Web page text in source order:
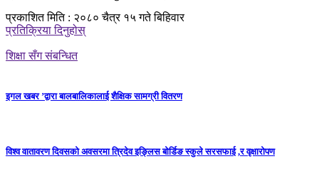
प्रकाशित मिति : २०८० चैत्र १५ गते बिहिवार
प्रतिक्रिया दिनुहोस्
शिक्षा सँग संबन्धित
इगल खबर ’द्वारा बालबालिकालाई शैक्षिक सामग्री वितरण
विश्व वातावरण दिवसको अवसरमा त्रिदेव इङ्लिस बोर्डिङ स्कुले सरसफाई ,र वृक्षारोपण